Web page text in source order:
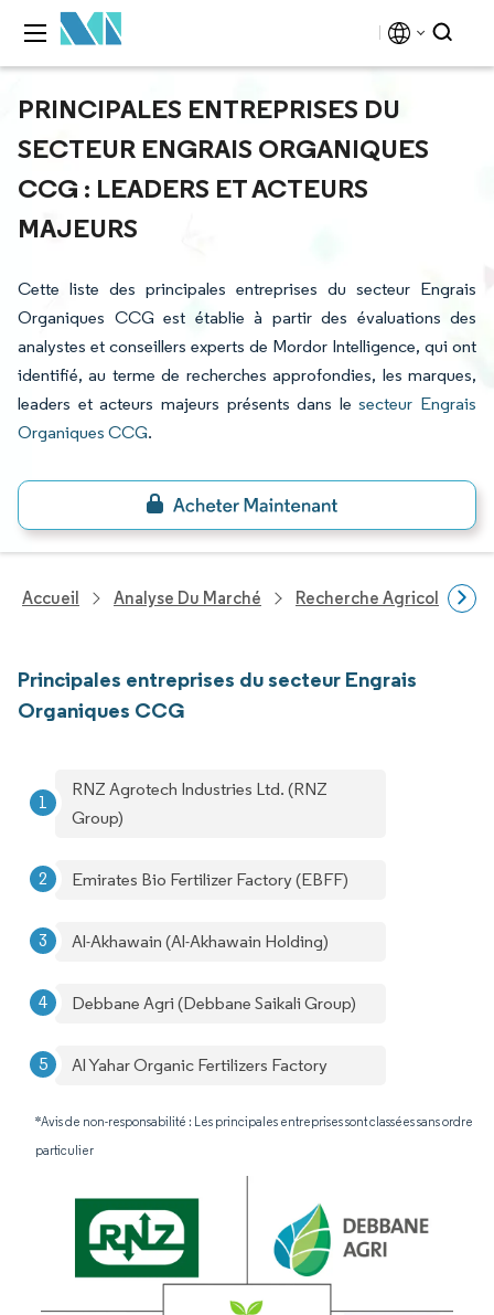
PRINCIPALES ENTREPRISES DU
SECTEUR ENGRAIS ORGANIQUES
CCG : LEADERS ET ACTEURS
MAJEURS
Cette liste des principales entreprises du secteur Engrais
Organiques CCG est établie à partir des évaluations des
analystes et conseillers experts de Mordor Intelligence, qui ont
identifié, au terme de recherches approfondies, les marques,
leaders et acteurs majeurs présents dans lesecteur Engrais
Organiques CCG.
Accueil Analyse Du Marché Recherche Agricole
Principales entreprises du secteur Engrais
Organiques CCG
RNZ Agrotech Industries Ltd. (RNZ
Group)
Emirates Bio Fertilizer Factory (EBFF)
Al-Akhawain (Al-Akhawain Holding)
Debbane Agri (Debbane Saikali Group)
Al Yahar Organic Fertilizers Factory
*Avis de non-responsabilité : Les principales entreprises sont classées sans ordre
particulier